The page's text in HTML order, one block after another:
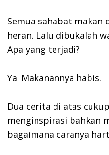
Semua sahabat makan
heran. Lalu dibukalah
Apa yang terjadi?
Ya. Makanannya habis.
Dua cerita di atas
menginspirasi bahkan
bagaimana caranya